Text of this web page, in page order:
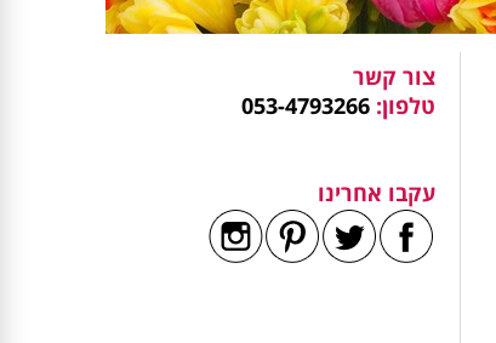
צור קשר
טלפון:053-4793266
עקבו אחרינו